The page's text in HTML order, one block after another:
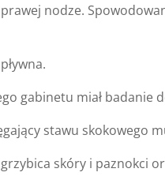
nodze.
gabinetu miał badanie
stawu skokowego
skóry i paznokci